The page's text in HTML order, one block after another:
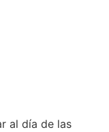
al día de las